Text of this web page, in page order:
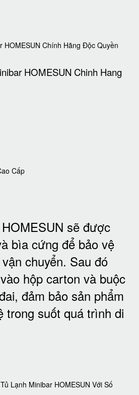
sẽ được
bìa cứng để bảo vệ
chuyển. Sau đó
hộp carton và buộc
đảm bảo sản phẩm
trong suốt quá trình di